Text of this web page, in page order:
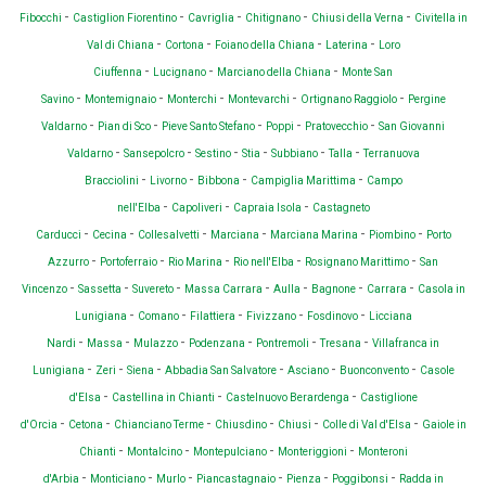
Fibocchi - Castiglion Fiorentino - Cavriglia - Chitignano - Chiusi della Verna - Civitella in
Val di Chiana - Cortona - Foiano della Chiana - Laterina - Loro
Ciuffenna - Lucignano - Marciano della Chiana - Monte San
Savino - Montemignaio - Monterchi - Montevarchi - Ortignano Raggiolo - Pergine
Valdarno - Pian di Sco - Pieve Santo Stefano - Poppi - Pratovecchio - San Giovanni
Valdarno - Sansepolcro - Sestino - Stia - Subbiano - Talla - Terranuova
Bracciolini - Livorno - Bibbona - Campiglia Marittima - Campo
nell'Elba - Capoliveri - Capraia Isola - Castagneto
Carducci - Cecina - Collesalvetti - Marciana - Marciana Marina - Piombino - Porto
Azzurro - Portoferraio - Rio Marina - Rio nell'Elba - Rosignano Marittimo - San
Vincenzo - Sassetta - Suvereto - Massa Carrara - Aulla - Bagnone - Carrara - Casola in
Lunigiana - Comano - Filattiera - Fivizzano - Fosdinovo - Licciana
Nardi - Massa - Mulazzo - Podenzana - Pontremoli - Tresana - Villafranca in
Lunigiana - Zeri - Siena - Abbadia San Salvatore - Asciano - Buonconvento - Casole
d'Elsa - Castellina in Chianti - Castelnuovo Berardenga - Castiglione
d'Orcia - Cetona - Chianciano Terme - Chiusdino - Chiusi - Colle di Val d'Elsa - Gaiole in
Chianti - Montalcino - Montepulciano - Monteriggioni - Monteroni
d'Arbia - Monticiano - Murlo - Piancastagnaio - Pienza - Poggibonsi - Radda in